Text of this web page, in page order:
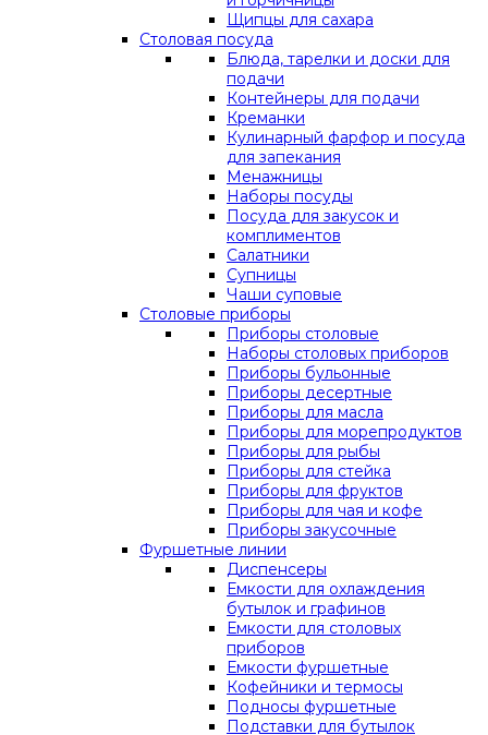
Щипцы для сахара
Столовая посуда
Блюда, тарелки и доски для
подачи
Контейнеры для подачи
Креманки
Кулинарный фарфор и посуда
для запекания
Менажницы
Наборы посуды
Посуда для закусок и
комплиментов
Салатники
Супницы
Чаши суповые
Столовые приборы
Приборы столовые
Наборы столовых приборов
Приборы бульонные
Приборы десертные
Приборы для масла
Приборы для морепродуктов
Приборы для рыбы
Приборы для стейка
Приборы для фруктов
Приборы для чая и кофе
Приборы закусочные
Фуршетные линии
Диспенсеры
Емкости для охлаждения
бутылок и графинов
Емкости для столовых
приборов
Емкости фуршетные
Кофейники и термосы
Подносы фуршетные
Подставки для бутылок